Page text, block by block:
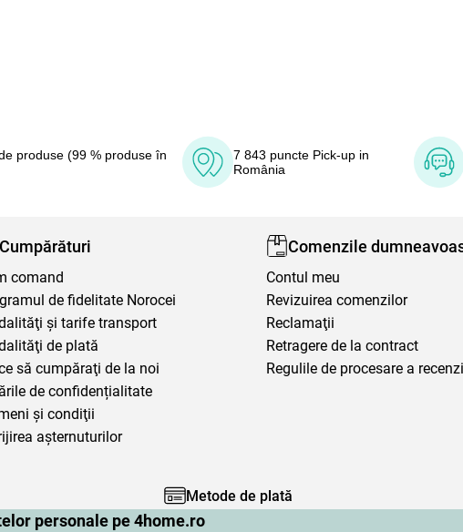
personale pe 4home.ro
produse (99 % produse în
7 843 puncte Pick-up in
România
Cumpărături
comand
de fidelitate Norocei
şi tarife transport
de plată
să cumpăraţi de la noi
de confidențialitate
şi condiţii
așternuturilor
Comenzile
Contul meu
Revizuirea comenzilor
Reclamaţii
Retragere de la contract
Regulile de procesare a
Metode de plată